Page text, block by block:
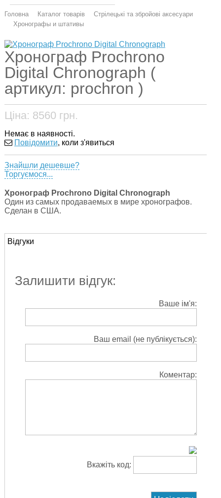
Головна Каталог товарів
Стрілецькі та збройові аксесуари
Хронографы и штативы
Хронограф Prochrono
Digital Chronograph (
артикул: prochron )
Ціна: 8560 грн.
Немає в наявності.
Повідомити, коли з'явиться
Знайшли дешевше?
Торгуємося...
Хронограф Prochrono Digital Chronograph
Один из самых продаваемых в мире хронографов.
Сделан в США.
Відгуки
Залишити відгук:
Ваше ім'я:
Ваш email (не публікується):
Коментар:
Вкажіть код: